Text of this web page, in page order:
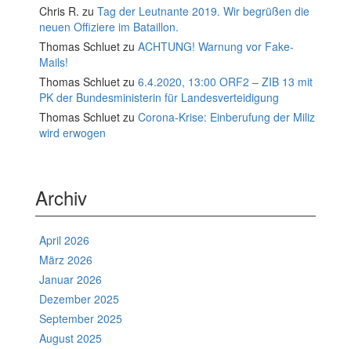
Chris R. zu Tag der Leutnante 2019. Wir begrüßen die
neuen Offiziere im Bataillon.
Thomas Schluet zu ACHTUNG! Warnung vor Fake-
Mails!
Thomas Schluet zu 6.4.2020, 13:00 ORF2 – ZIB 13 mit
PK der Bundesministerin für Landesverteidigung
Thomas Schluet zu Corona-Krise: Einberufung der Miliz
wird erwogen
Archiv
April 2026
März 2026
Januar 2026
Dezember 2025
September 2025
August 2025